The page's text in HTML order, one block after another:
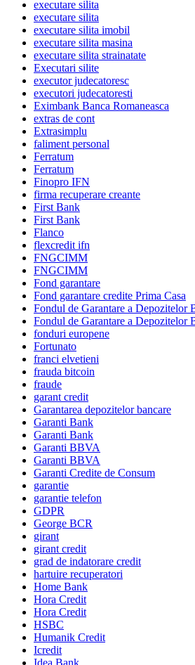
executare silita
executare silita
executare silita imobil
executare silita masina
executare silita strainatate
Executari silite
executor judecatoresc
executori judecatoresti
Eximbank Banca Romaneasca
extras de cont
Extrasimplu
faliment personal
Ferratum
Ferratum
Finopro IFN
firma recuperare creante
First Bank
First Bank
Flanco
flexcredit ifn
FNGCIMM
FNGCIMM
Fond garantare
Fond garantare credite Prima Casa
Fondul de Garantare a Depozitelor
Fondul de Garantare a Depozitelor
fonduri europene
Fortunato
franci elvetieni
frauda bitcoin
fraude
garant credit
Garantarea depozitelor bancare
Garanti Bank
Garanti Bank
Garanti BBVA
Garanti BBVA
Garanti Credite de Consum
garantie
garantie telefon
GDPR
George BCR
girant
girant credit
grad de indatorare credit
hartuire recuperatori
Home Bank
Hora Credit
Hora Credit
HSBC
Humanik Credit
Icredit